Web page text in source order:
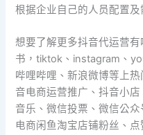
根据企业自己的人员配置及
想要了解更多抖音代运营
书，tiktok、instagram、
哔哩哔哩、新浪微博等上
音电商运营推广、抖音小
音乐、微信投票、微信公
电商闲鱼淘宝店铺粉丝、